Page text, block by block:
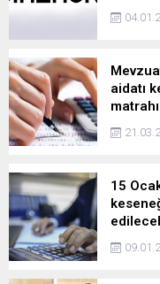
aidatı
15